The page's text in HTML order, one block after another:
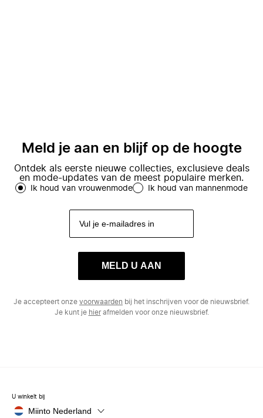
Meld je aan en blijf op de hoogte
Ontdek als eerste nieuwe collecties, exclusieve deals
en mode-updates van de meest populaire merken.
Ik houd van vrouwenmode Ik houd van mannenmode
MELD U AAN
Je accepteert onze voorwaarden bij het inschrijven voor de nieuwsbrief.
Je kunt je hierafmelden voor onze nieuwsbrief.
U winkelt bij
Miinto Nederland